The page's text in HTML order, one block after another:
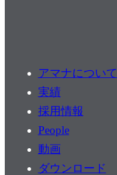
アマナについて
実績
採用情報
People
動画
ダウンロード